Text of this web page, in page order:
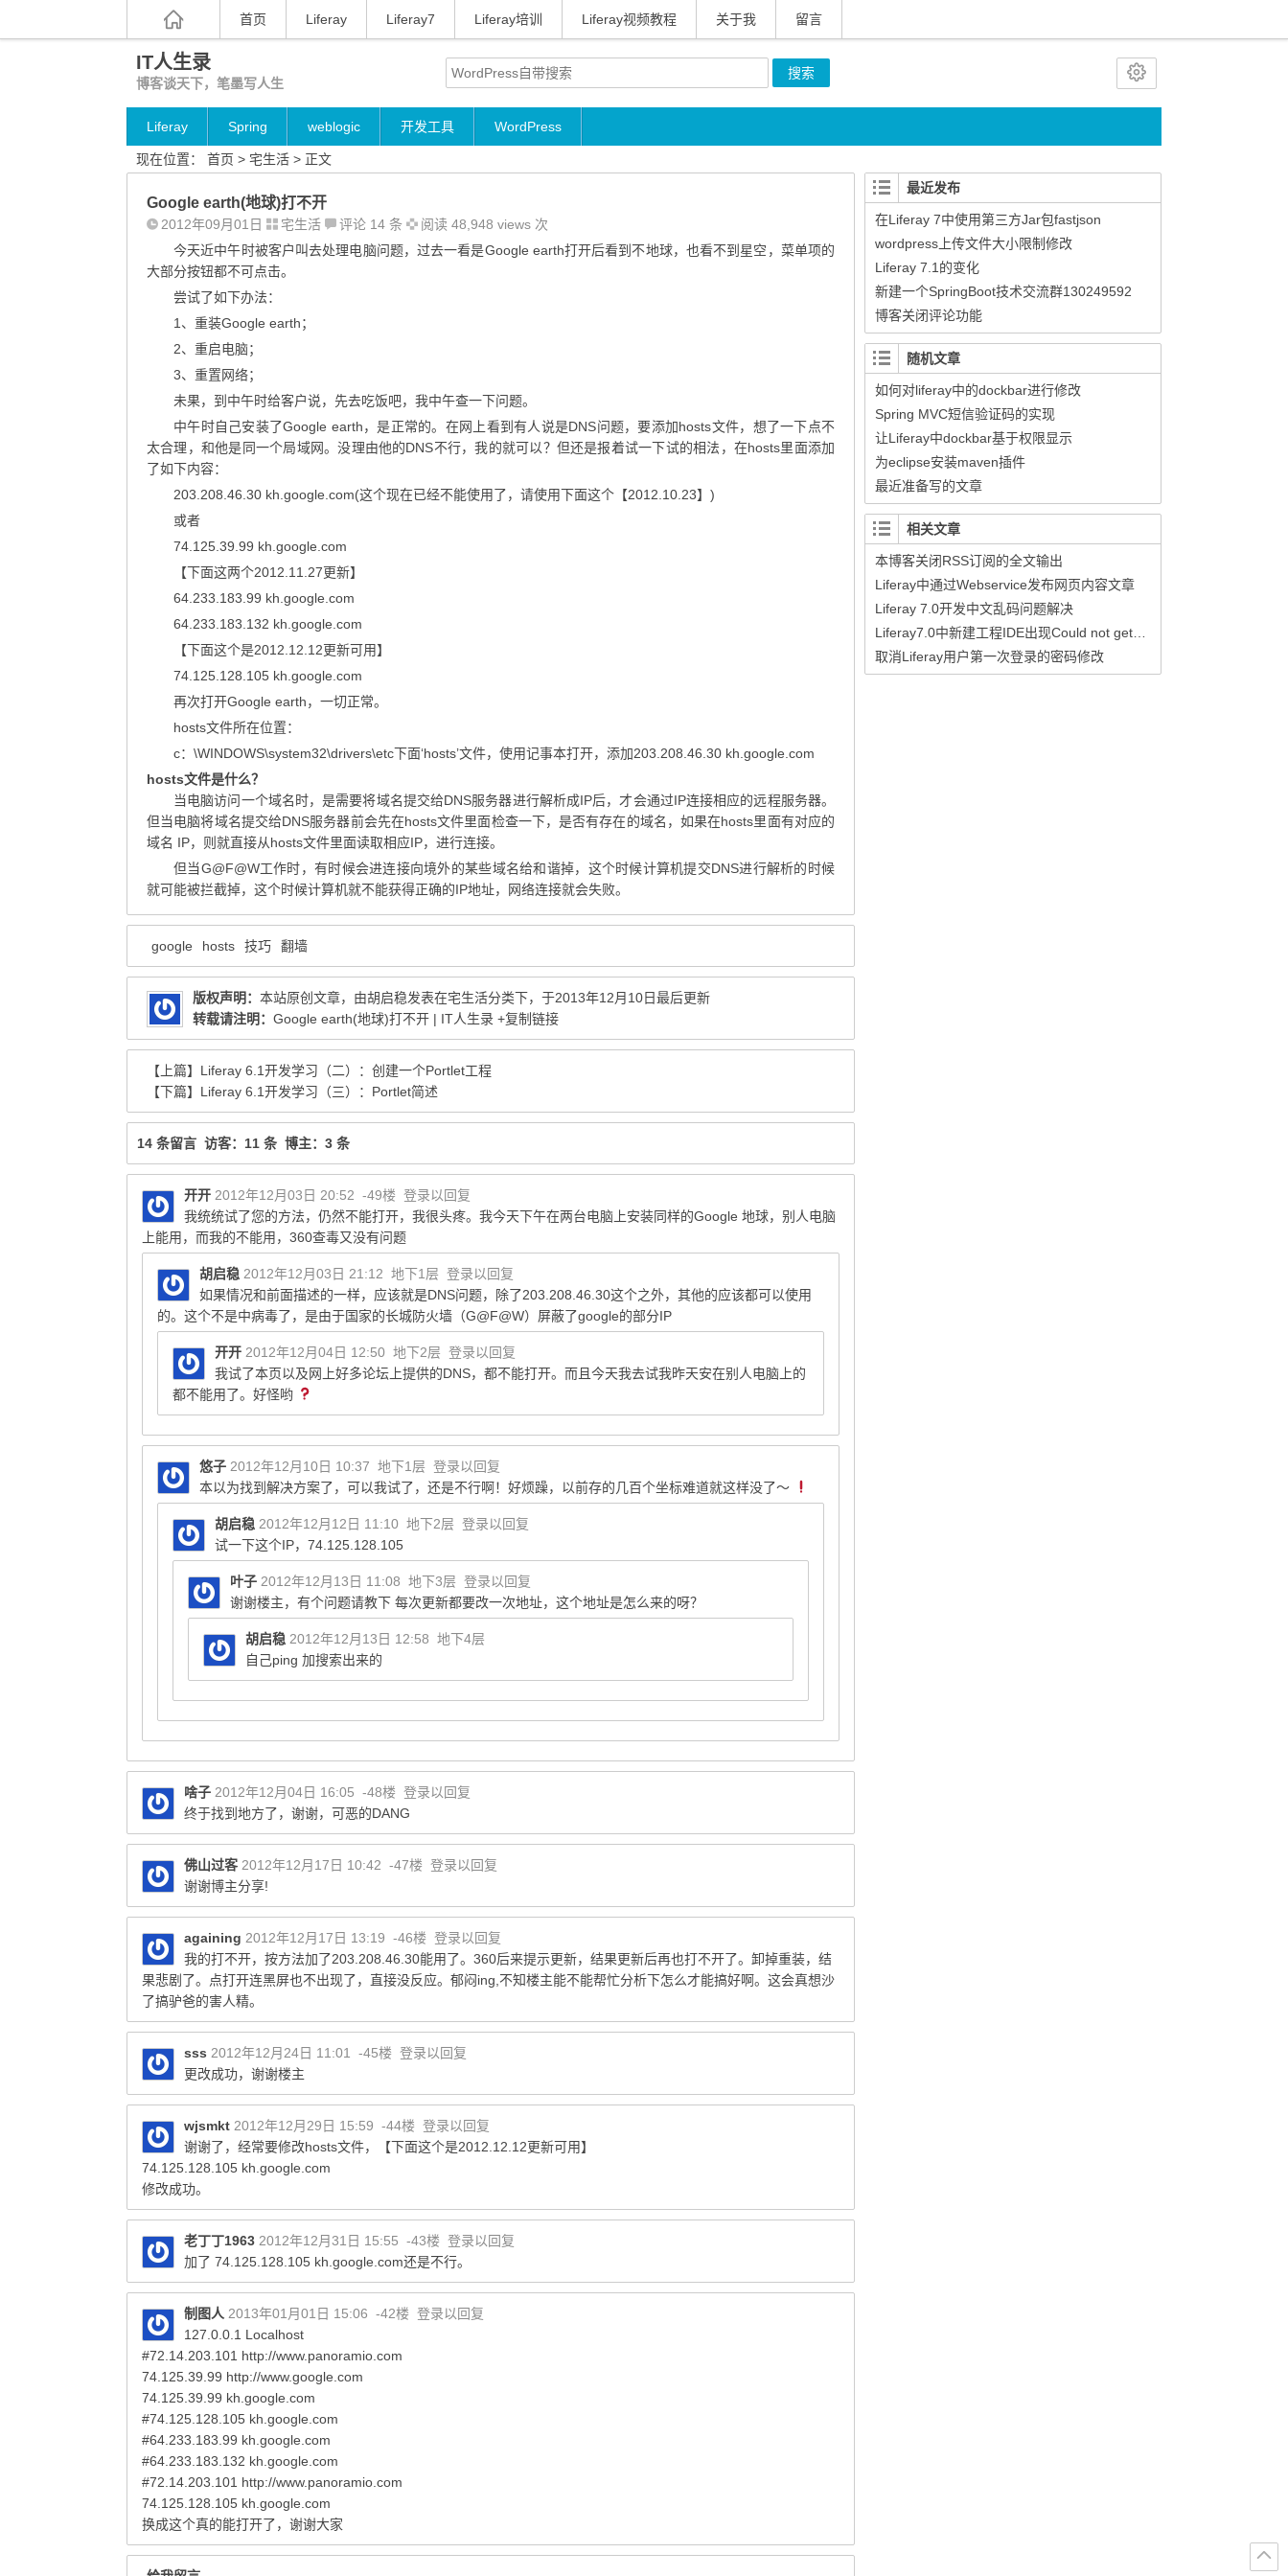
首页 Liferay Liferay7 Liferay培训 Liferay视频教程 关于我 留言
IT人生录
博客谈天下，笔墨写人生
Liferay Spring weblogic 开发工具 WordPress
现在位置： 首页 > 宅生活 > 正文
Google earth(地球)打不开
2012年09月01日 宅生活 评论 14 条
阅读 48,948 views 次
今天近中午时被客户叫去处理电脑问题，过去一看是Google earth打开后看到不地球，也看不到星空，菜单项的
大部分按钮都不可点击。
尝试了如下办法：
1、重装Google earth；
2、重启电脑；
3、重置网络；
未果，到中午时给客户说，先去吃饭吧，我中午查一下问题。
中午时自己安装了Google earth，是正常的。在网上看到有人说是DNS问题，要添加hosts文件，想了一下点不
太合理，和他是同一个局域网。没理由他的DNS不行，我的就可以？但还是报着试一下试的相法，在hosts里面添加
了如下内容：
203.208.46.30 kh.google.com(这个现在已经不能使用了，请使用下面这个【2012.10.23】)
或者
74.125.39.99 kh.google.com
【下面这两个2012.11.27更新】
64.233.183.99 kh.google.com
64.233.183.132 kh.google.com
【下面这个是2012.12.12更新可用】
74.125.128.105 kh.google.com
再次打开Google earth，一切正常。
hosts文件所在位置：
c：\WINDOWS\system32\drivers\etc下面‘hosts’文件，使用记事本打开，添加203.208.46.30 kh.google.com
hosts文件是什么？
当电脑访问一个域名时，是需要将域名提交给DNS服务器进行解析成IP后，才会通过IP连接相应的远程服务器。
但当电脑将域名提交给DNS服务器前会先在hosts文件里面检查一下，是否有存在的域名，如果在hosts里面有对应的
域名 IP，则就直接从hosts文件里面读取相应IP，进行连接。
但当G@F@W工作时，有时候会进连接向境外的某些域名给和谐掉，这个时候计算机提交DNS进行解析的时候
就可能被拦截掉，这个时候计算机就不能获得正确的IP地址，网络连接就会失败。
google hosts 技巧 翻墙
版权声明： 本站原创文章，由胡启稳发表在宅生活分类下，于2013年12月10日最后更新
转载请注明： Google earth(地球)打不开 | IT人生录 +复制链接
【上篇】 Liferay 6.1开发学习（二）：创建一个Portlet工程
【下篇】 Liferay 6.1开发学习（三）：Portlet简述
14 条留言 访客：11 条 博主：3 条
开开 2012年12月03日 20:52 -49楼 登录以回复
我统统试了您的方法，仍然不能打开，我很头疼。我今天下午在两台电脑上安装同样的Google 地球，别人电脑
上能用，而我的不能用，360查毒又没有问题
胡启稳 2012年12月03日 21:12 地下1层 登录以回复
如果情况和前面描述的一样，应该就是DNS问题，除了203.208.46.30这个之外，其他的应该都可以使用
的。这个不是中病毒了，是由于国家的长城防火墙（G@F@W）屏蔽了google的部分IP
开开 2012年12月04日 12:50 地下2层 登录以回复
我试了本页以及网上好多论坛上提供的DNS，都不能打开。而且今天我去试我昨天安在别人电脑上的
都不能用了。好怪哟
悠子 2012年12月10日 10:37 地下1层 登录以回复
本以为找到解决方案了，可以我试了，还是不行啊！好烦躁，以前存的几百个坐标难道就这样没了～
胡启稳 2012年12月12日 11:10 地下2层 登录以回复
试一下这个IP，74.125.128.105
叶子 2012年12月13日 11:08 地下3层 登录以回复
谢谢楼主，有个问题请教下 每次更新都要改一次地址，这个地址是怎么来的呀？
胡启稳 2012年12月13日 12:58 地下4层
自己ping 加搜索出来的
啥子 2012年12月04日 16:05 -48楼 登录以回复
终于找到地方了，谢谢，可恶的DANG
佛山过客 2012年12月17日 10:42 -47楼 登录以回复
谢谢博主分享!
againing 2012年12月17日 13:19 -46楼 登录以回复
我的打不开，按方法加了203.208.46.30能用了。360后来提示更新，结果更新后再也打不开了。卸掉重装，结
果悲剧了。点打开连黑屏也不出现了，直接没反应。郁闷ing,不知楼主能不能帮忙分析下怎么才能搞好啊。这会真想沙
了搞驴爸的害人精。
sss 2012年12月24日 11:01 -45楼 登录以回复
更改成功，谢谢楼主
wjsmkt 2012年12月29日 15:59 -44楼 登录以回复
谢谢了，经常要修改hosts文件，【下面这个是2012.12.12更新可用】
74.125.128.105 kh.google.com
修改成功。
老丁丁1963 2012年12月31日 15:55 -43楼 登录以回复
加了 74.125.128.105 kh.google.com还是不行。
制图人 2013年01月01日 15:06 -42楼 登录以回复
127.0.0.1 Localhost
#72.14.203.101 http://www.panoramio.com
74.125.39.99 http://www.google.com
74.125.39.99 kh.google.com
#74.125.128.105 kh.google.com
#64.233.183.99 kh.google.com
#64.233.183.132 kh.google.com
#72.14.203.101 http://www.panoramio.com
74.125.128.105 kh.google.com
换成这个真的能打开了，谢谢大家
最近发布
在Liferay 7中使用第三方Jar包fastjson
wordpress上传文件大小限制修改
Liferay 7.1的变化
新建一个SpringBoot技术交流群130249592
博客关闭评论功能
随机文章
如何对liferay中的dockbar进行修改
Spring MVC短信验证码的实现
让Liferay中dockbar基于权限显示
为eclipse安装maven插件
最近准备写的文章
相关文章
本博客关闭RSS订阅的全文输出
Liferay中通过Webservice发布网页内容文章
Liferay 7.0开发中文乱码问题解决
取消Liferay用户第一次登录的密码修改